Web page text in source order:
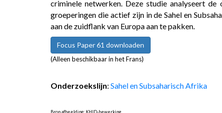
criminele netwerken. Deze studie analyseert
groeperingen die actief zijn in de Sahel en
aan de zuidflank van Europa aan te pakken.
Focus Paper 61 downloaden
(Alleen beschikbaar in het Frans)
Onderzoekslijn: Sahel en Subsaharisch Afrika
Bron afbeelding: KHID-bewerking